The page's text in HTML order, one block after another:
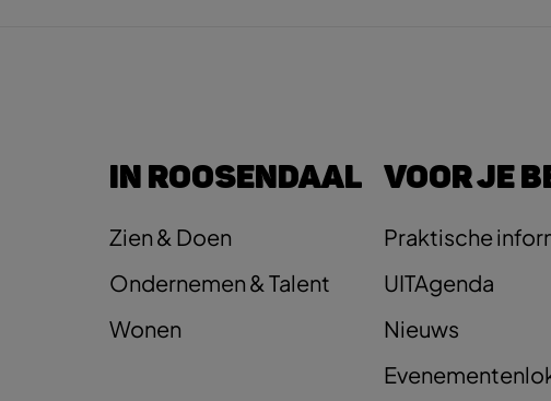
IN ROOSENDAAL
Zien & Doen
Ondernemen & Talent
Wonen
VOOR JE
Praktische
UITAgenda
Nieuws